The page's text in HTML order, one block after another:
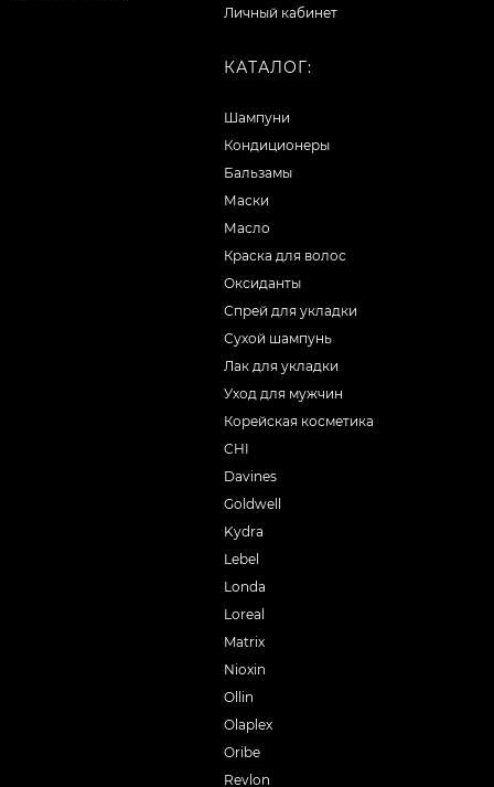
Личный кабинет
КАТАЛОГ:
Шампуни
Кондиционеры
Бальзамы
Маски
Масло
Краска для волос
Оксиданты
Спрей для укладки
Сухой шампунь
Лак для укладки
Уход для мужчин
Корейская косметика
CHI
Davines
Goldwell
Kydra
Lebel
Londa
Loreal
Matrix
Nioxin
Ollin
Olaplex
Oribe
Revlon